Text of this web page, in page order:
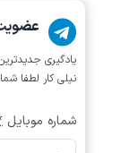
یادگیری
نیلی کار لطفا
شماره موبایل